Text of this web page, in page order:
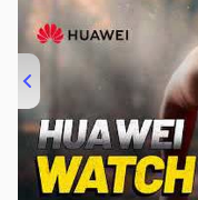
00:00/04:51